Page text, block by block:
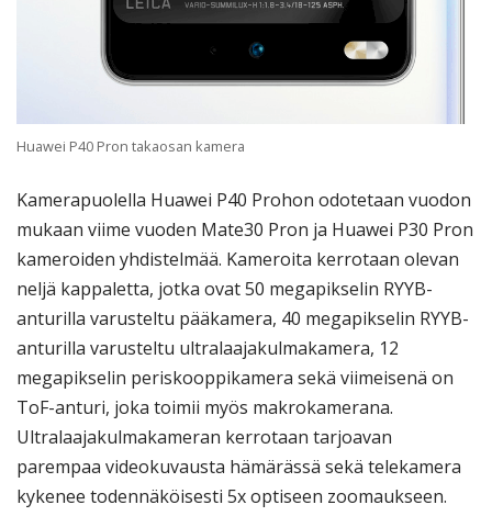
Huawei P40 Pron takaosan kamera
Kamerapuolella Huawei P40 Prohon odotetaan vuodon
mukaan viime vuoden Mate30 Pron ja Huawei P30 Pron
kameroiden yhdistelmää. Kameroita kerrotaan olevan
neljä kappaletta, jotka ovat 50 megapikselin RYYB-
anturilla varusteltu pääkamera, 40 megapikselin RYYB-
anturilla varusteltu ultralaajakulmakamera, 12
megapikselin periskooppikamera sekä viimeisenä on
ToF-anturi, joka toimii myös makrokamerana.
Ultralaajakulmakameran kerrotaan tarjoavan
parempaa videokuvausta hämärässä sekä telekamera
kykenee todennäköisesti 5x optiseen zoomaukseen.